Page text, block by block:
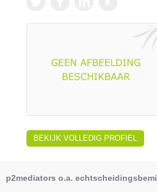
BEKIJK VOLLEDIG PROFIEL
p2mediators o.a.